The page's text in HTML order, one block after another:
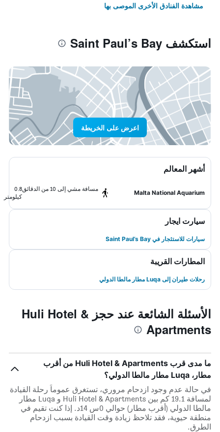
مشاهدة الفنادق الأخرى الموصى بها
استكشف Saint Paul’s Bay
اعرض على الخريطة
أشهر المعالم
Malta National Aquarium
مسافة مشي إلى 10 من الدقائق
0.8
كيلومتر
سيارت ايجار
سيارات للاستئجار في Saint Paul’s Bay
المطارات القريبة
رحلات طيران إلى Luqa مطار مالطا الدولي
الأسئلة الشائعة عند حجز Huli Hotel &
Apartments
ما مدى قرب Huli Hotel & Apartments من أقرب
مطار، Luqa مطار مالطا الدولي؟
في حالة عدم وجود ازدحام مروري، تستغرق عموماً رحلة القيادة
لمسافة 19.1 كم بين Huli Hotel & Apartments و Luqa مطار
مالطا الدولي (أقرب مطار) حوالي 0س 14د. إذا كنت تقيم في
منطقة حيوية، فقد تلاحظ زيادة وقت القيادة بسبب ازدحام
الطرق.